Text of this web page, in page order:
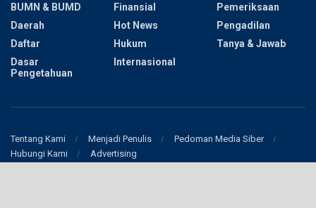
BUMN & BUMD
Daerah
Daftar
Dasar
Pengetahuan
Finansial
Hot News
Hukum
Internasional
Pemeriksaan
Pengadilan
Tanya & Jawab
Tentang Kami Menjadi Penulis
Pedoman Media Siber
Hubungi Kami
Advertising